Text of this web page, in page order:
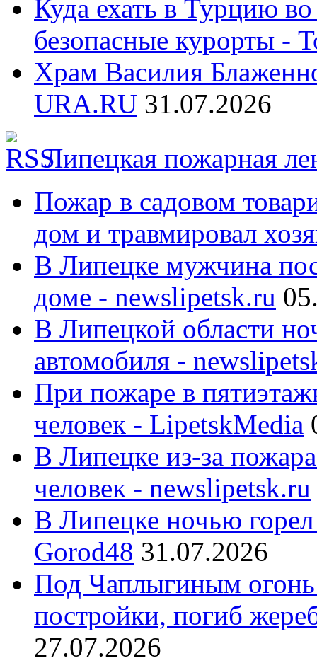
Куда ехать в Турцию
безопасные курорты -
Храм Василия
URA.RU 31.07.2026
Липецкая пожарная
Пожар в садовом
дом и травмировал
В Липецке мужчина
доме - newslipetsk.ru
В Липецкой области
автомобиля -
При пожаре в
человек - LipetskMedia
В Липецке из-за
человек - newslipetsk.ru
В Липецке ночью
Gorod48 31.07.2026
Под Чаплыгиным
постройки, погиб
27.07.2026